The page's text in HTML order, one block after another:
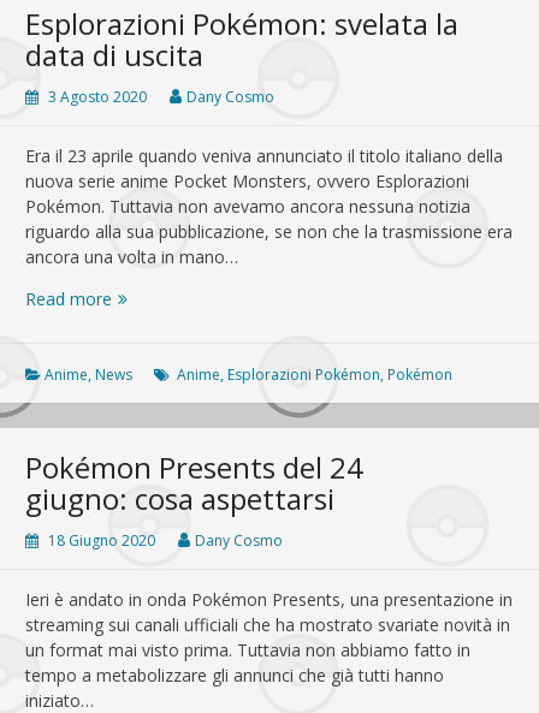
Esplorazioni Pokémon: svelata la
data di uscita
3 Agosto 2020 Dany Cosmo
Era il 23 aprile quando veniva annunciato il titolo italiano della
nuova serie anime Pocket Monsters, ovvero Esplorazioni
Pokémon. Tuttavia non avevamo ancora nessuna notizia
riguardo alla sua pubblicazione, se non che la trasmissione era
ancora una volta in mano…
Read more Esplorazioni
la
data
di
Anime, News Anime, Esplorazioni Pokémon, Pokémon
Pokémon Presents del 24
giugno: cosa aspettarsi
18 Giugno 2020 Dany Cosmo
Ieri è andato in onda Pokémon Presents, una presentazione in
streaming sui canali ufficiali che ha mostrato svariate novità in
un format mai visto prima. Tuttavia non abbiamo fatto in
tempo a metabolizzare gli annunci che già tutti hanno
iniziato…